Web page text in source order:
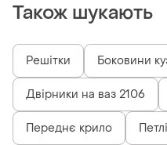
Також шукають
Решітки Боковини
Двірники на ваз 2106
Переднє крило